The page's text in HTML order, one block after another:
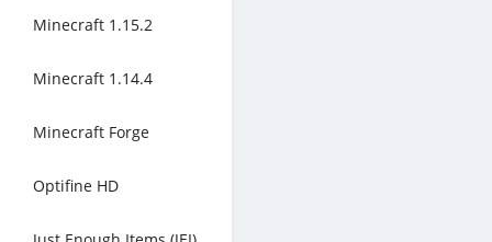
Minecraft 1.15.2
Minecraft 1.14.4
Minecraft Forge
Optifine HD